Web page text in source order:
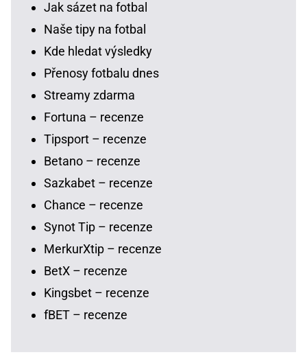
Jak sázet na fotbal
Naše tipy na fotbal
Kde hledat výsledky
Přenosy fotbalu dnes
Streamy zdarma
Fortuna – recenze
Tipsport – recenze
Betano – recenze
Sazkabet – recenze
Chance – recenze
Synot Tip – recenze
MerkurXtip – recenze
BetX – recenze
Kingsbet – recenze
fBET – recenze